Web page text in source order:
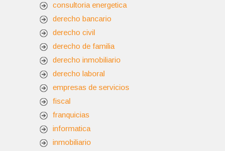
consultoria energetica
derecho bancario
derecho civil
derecho de familia
derecho inmobiliario
derecho laboral
empresas de servicios
fiscal
franquicias
informatica
inmobiliario